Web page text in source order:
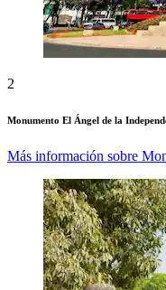
2
Monumento El Ángel de la
Más información sobre